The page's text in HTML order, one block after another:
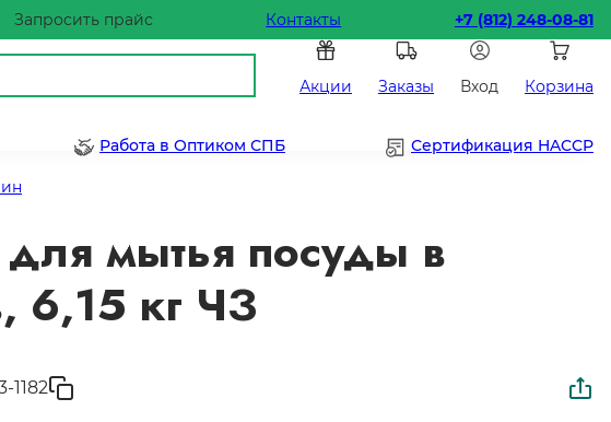
Запросить прайс Контакты +7 (812) 248-08-81
Акции Заказы Вход Корзина
Работа в Оптиком СПБ Сертификация HACCP
мытья посуды в
6,15 кг ЧЗ
1182